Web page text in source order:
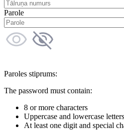
Parole
Paroles stiprums:
The password must contain:
8 or more characters
Uppercase and lowercase letters
At least one digit and special